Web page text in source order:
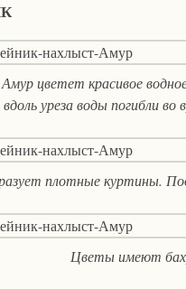
Амур цветет красивое
вдоль уреза воды погибли во
плотные куртины.
Цветы имеют